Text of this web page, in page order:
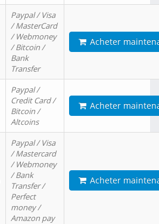
Paypal / Visa
/ MasterCard
/ Webmoney
/ Bitcoin /
Bank
Transfer
Acheter
Paypal /
Credit Card /
Bitcoin /
Altcoins
Acheter
Paypal / Visa
/ Mastercard
/ Webmoney
/ Bank
Transfer /
Perfect
money /
Amazon pay
Acheter